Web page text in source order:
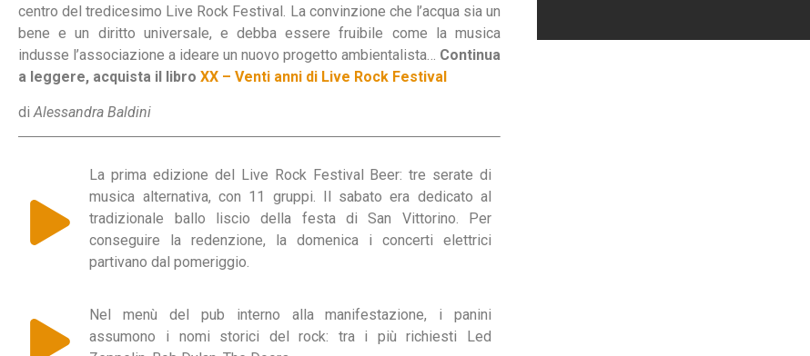
centro del tredicesimo Live Rock Festival. La convinzione che l’acqua sia un
bene e un diritto universale, e debba essere fruibile come la musica
indusse l’associazione a ideare un nuovo progetto ambientalista… Continua
a leggere, acquista il libro XX – Venti anni di Live Rock Festival
di Alessandra Baldini
La prima edizione del Live Rock Festival Beer: tre serate di
musica alternativa, con 11 gruppi. Il sabato era dedicato al
tradizionale ballo liscio della festa di San Vittorino. Per
conseguire la redenzione, la domenica i concerti elettrici
partivano dal pomeriggio.
Nel menù del pub interno alla manifestazione, i panini
assumono i nomi storici del rock: tra i più richiesti Led